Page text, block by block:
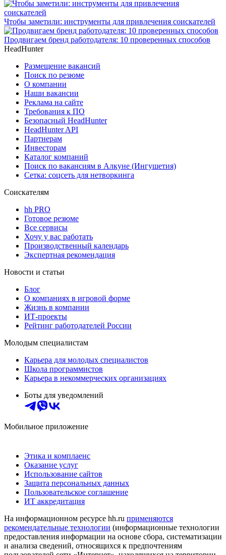
Чтобы заметили: инструменты для привлечения соискателей
Продвигаем бренд работодателя: 10 проверенных способов
HeadHunter
Размещение вакансий
Поиск по резюме
О компании
Наши вакансии
Реклама на сайте
Требования к ПО
Безопасный HeadHunter
HeadHunter API
Партнерам
Инвесторам
Каталог компаний
Поиск по вакансиям в Алкуне (Ингушетия)
Сетка: соцсеть для нетворкинга
Соискателям
hh PRO
Готовое резюме
Все сервисы
Хочу у вас работать
Производственный календарь
Экспертная рекомендация
Новости и статьи
Блог
О компаниях в игровой форме
Жизнь в компании
ИТ-проекты
Рейтинг работодателей России
Молодым специалистам
Карьера для молодых специалистов
Школа программистов
Карьера в некоммерческих организациях
Боты для уведомлений
Мобильное приложение
Этика и комплаенс
Оказание услуг
Использование сайтов
Защита персональных данных
Пользовательское соглашение
ИТ аккредитация
На информационном ресурсе hh.ru применяются
рекомендательные технологии (информационные технологии
предоставления информации на основе сбора, систематизации
и анализа сведений, относящихся к предпочтениям